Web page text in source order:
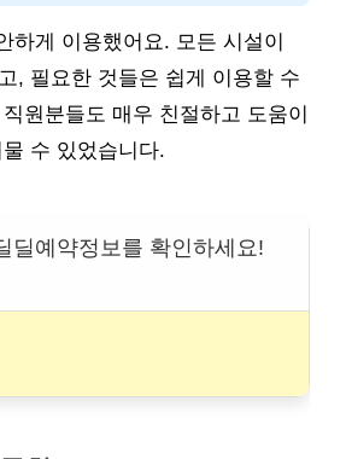
하게 이용했어요. 모든 시설이
, 필요한 것들은 쉽게 이용할 수
원분들도 매우 친절하고 도움이
수 있었습니다.
예약정보를 확인하세요!